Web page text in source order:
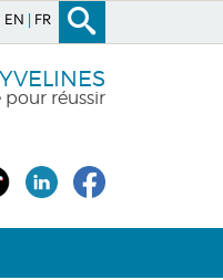
EN FR
réussir